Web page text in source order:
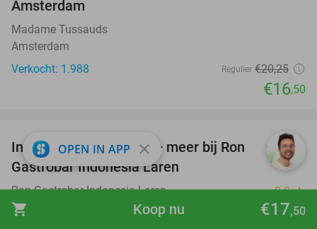
shopping_cart €17,50
Koop nu
Amsterdam
Madame Tussauds
Amsterdam
Verkocht: 1.988
Regulier €20,25
€16,50
29%
Indonesische rijsttafel + meer bij Ron
Gastrobar Indonesia Laren
Ron Gastrobar Indonesia Laren 9.8star
Laren
OPEN IN APP close